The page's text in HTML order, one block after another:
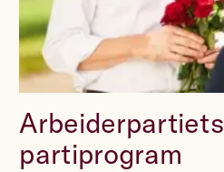
Arbeiderpartiets
partiprogram